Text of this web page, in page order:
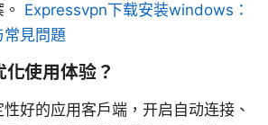
Expressvpn下载安装windows：
見問題
使用体验？
好的应用客户端，开启自动连接、